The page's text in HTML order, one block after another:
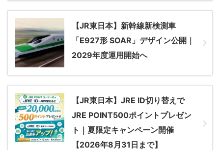
【JR東日本】新幹線新検測車
「E927形 SOAR」デザイン公開｜
2029年度運用開始へ
【JR東日本】JRE ID切り替えで
JRE POINT500ポイントプレゼン
ト｜夏限定キャンペーン開催
【2026年8月31日まで】